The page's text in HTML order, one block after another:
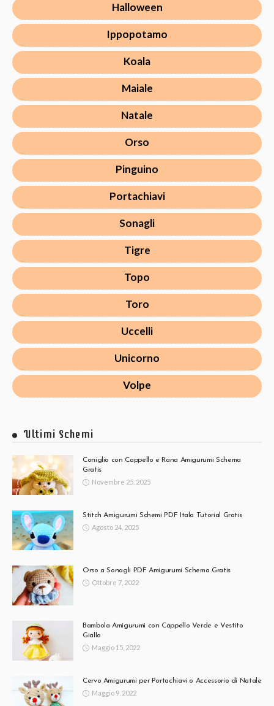
Halloween
Ippopotamo
Koala
Maiale
Natale
Orso
Pinguino
Portachiavi
Sonagli
Tigre
Topo
Toro
Uccelli
Unicorno
Volpe
Ultimi Schemi
Coniglio con Cappello e Rana Amigurumi Schema
Gratis
Novembre 25, 2025
Stitch Amigurumi Schemi PDF Itala Tutorial Gratis
Agosto 24, 2025
Orso a Sonagli PDF Amigurumi Schema Gratis
Ottobre 7, 2022
Bambola Amigurumi con Cappello Verde e Vestito
Giallo
Maggio 15, 2022
Cervo Amigurumi per Portachiavi o Accessorio di Natale
Maggio 9, 2022